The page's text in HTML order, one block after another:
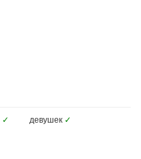
✓ девушек ✓